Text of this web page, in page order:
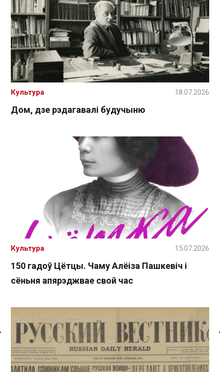
Спасылка без VPN
Дом, дзе рэдагавалі будучыню
Культура 18.07.2026
150 гадоў Цётцы. Чаму Алёіза Пашкевіч і
сёньня апярэджвае свой час
Культура 15.07.2026